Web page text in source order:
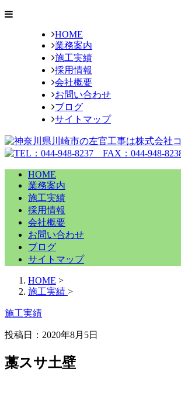
HOME
業務案内
施工実績
採用情報
会社概要
お問い合わせ
ブログ
サイトマップ
HOME
業務案内
施工実績
採用情報
会社概要
お問い合わせ
ブログ
サイトマップ
HOME >
施工実績 >
施工実績
投稿日：2020年8月5日
藁スサ土壁